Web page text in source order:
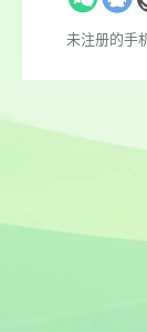
未注册的手